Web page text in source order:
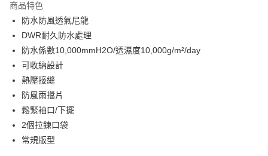
合作金庫商業銀行
華南商業銀行
上海商業儲蓄銀行
國泰世華商業銀行
兆豐國際商業銀行
臺灣中小企業銀行
匯豐（台灣）商業銀行
聯邦商業銀行
元大商業銀行
玉山商業銀行
台新國際商業銀行
台灣樂天信用卡公司
LINE Pay
Apple Pay
街口支付
悠遊付
AFTEE先享後付
相關說明
商品特色
防水防風透氣尼龍
DWR耐久防水處理
防水係數10,000mmH2O/透濕度10,000g/m²/day
可收納設計
熱壓接縫
防風雨擋片
鬆緊袖口/下擺
2個拉鍊口袋
常規版型